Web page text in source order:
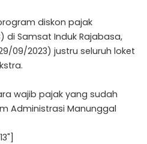
diskon pajak
di Samsat Induk Rajabasa,
09/2023) justru seluruh loket
wajib pajak yang sudah
Administrasi Manunggal